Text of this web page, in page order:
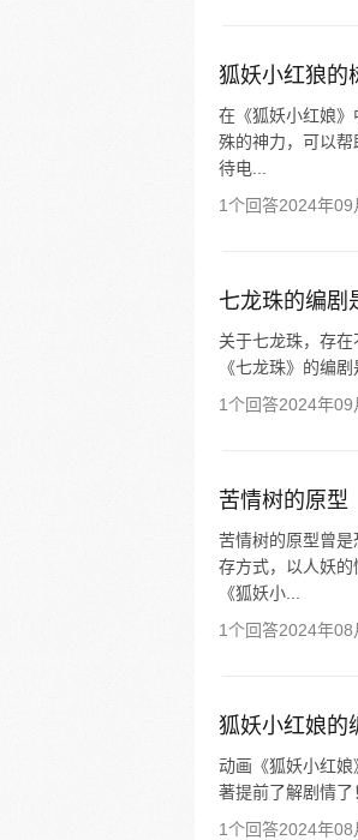
狐妖小红狼的
在《狐妖小红娘
殊的神力，可以
待电...
1个回答2024年09
七龙珠的编剧
关于七龙珠，存
《七龙珠》的编剧
1个回答2024年09
苦情树的原型
苦情树的原型曾
存方式，以人妖
《狐妖小...
1个回答2024年08
狐妖小红娘的
动画《狐妖小红
著提前了解剧情了
1个回答2024年